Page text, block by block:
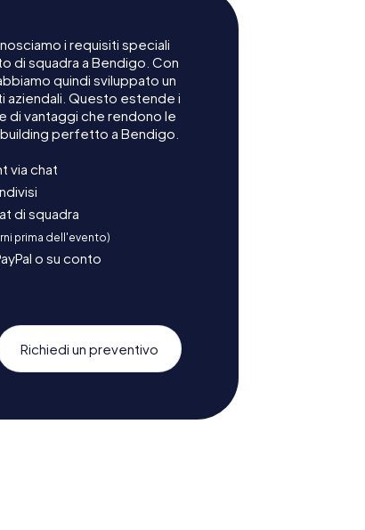
i requisiti speciali
di squadra a Bendigo. Con
quindi sviluppato un
Questo estende i
di vantaggi che rendono le
perfetto a Bendigo.
via chat
di squadra
prima dell'evento)
o su conto
Richiedi un preventivo